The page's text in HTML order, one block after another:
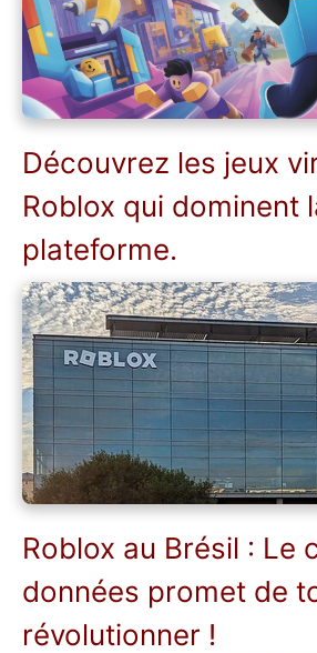
Découvrez les jeux
Roblox qui dominent
plateforme.
Roblox au Brésil : Le
données promet de
révolutionner !